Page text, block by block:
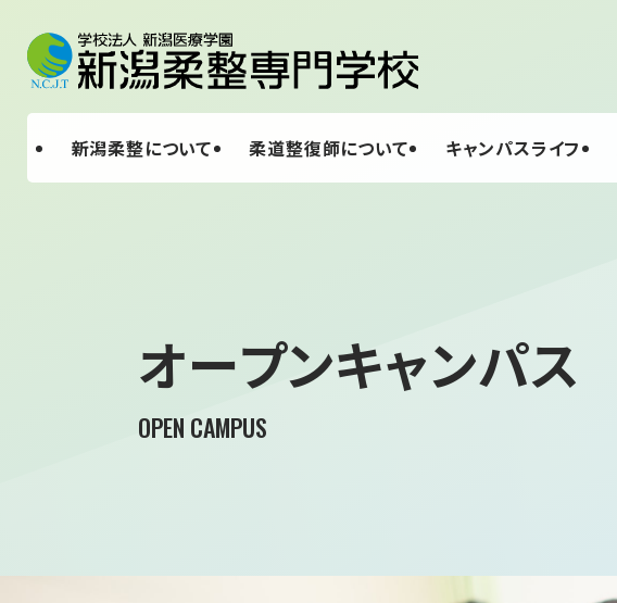
新潟柔整について 柔道整復師について キャンパスライフ
オープンキャンパス
OPEN CAMPUS